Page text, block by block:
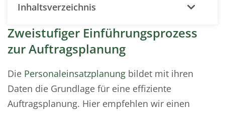
Inhaltsverzeichnis
Zweistufiger Einführungsprozess
zur Auftragsplanung
Die Personaleinsatzplanung bildet mit ihren
Daten die Grundlage für eine effiziente
Auftragsplanung. Hier empfehlen wir einen